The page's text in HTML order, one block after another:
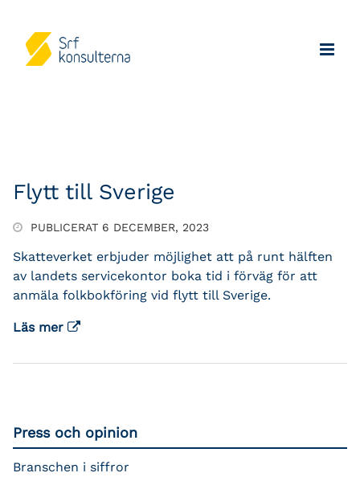
Flytt till Sverige
PUBLICERAT 6 DECEMBER, 2023
Skatteverket erbjuder möjlighet att på runt hälften
av landets servicekontor boka tid i förväg för att
anmäla folkbokföring vid flytt till Sverige.
Läs mer
Press och opinion
Branschen i siffror